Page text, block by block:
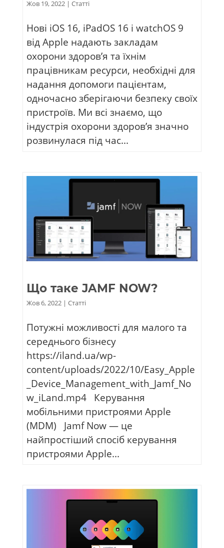
Жов 19, 2022| Статті
Нові iOS 16, iPadOS 16 і watchOS 9
від Apple надають закладам
охорони здоров’я та їхнім
працівникам ресурси, необхідні для
надання допомоги пацієнтам,
одночасно зберігаючи безпеку своїх
пристроїв. Ми всі знаємо, що
індустрія охорони здоров’я значно
розвинулася під час...
Що таке JAMF NOW?
Жов 6, 2022| Статті
Потужні можливості для малого та
середнього бізнесу
https://iland.ua/wp-
content/uploads/2022/10/Easy_Apple
_Device_Management_with_Jamf_No
w_iLand.mp4 Керування
мобільними пристроями Apple
(MDM) Jamf Now — це
найпростіший спосіб керування
пристроями Apple...